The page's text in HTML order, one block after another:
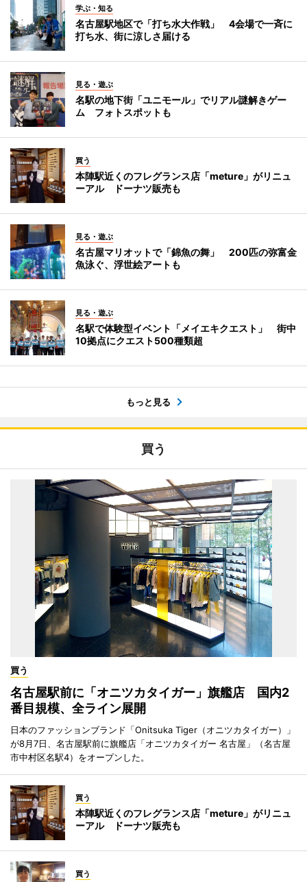
学ぶ・知る
名古屋駅地区で「打ち水大作戦」 4会場で一斉に
打ち水、街に涼しさ届ける
見る・遊ぶ
名駅の地下街「ユニモール」でリアル謎解きゲー
ム フォトスポットも
買う
本陣駅近くのフレグランス店「meture」がリニュ
ーアル ドーナツ販売も
見る・遊ぶ
名古屋マリオットで「錦魚の舞」 200匹の弥富金
魚泳ぐ、浮世絵アートも
見る・遊ぶ
名駅で体験型イベント「メイエキクエスト」 街中
10拠点にクエスト500種類超
もっと見る
買う
買う
名古屋駅前に「オニツカタイガー」旗艦店 国内2
番目規模、全ライン展開
日本のファッションブランド「Onitsuka Tiger（オニツカタイガー）」
が8月7日、名古屋駅前に旗艦店「オニツカタイガー 名古屋」（名古屋
市中村区名駅4）をオープンした。
買う
本陣駅近くのフレグランス店「meture」がリニュ
ーアル ドーナツ販売も
買う